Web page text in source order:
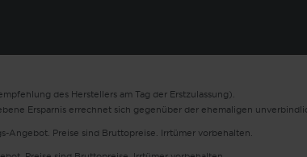
des Herstellers am Tag der Erstzulassung).
Ersparnis errechnet sich gegenüber der ehemaligen
Angebot. Preise sind Bruttopreise. Irrtümer vorbehalten.